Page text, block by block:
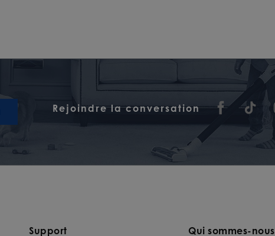
Rejoindre la conversation
Support Qui sommes-nous